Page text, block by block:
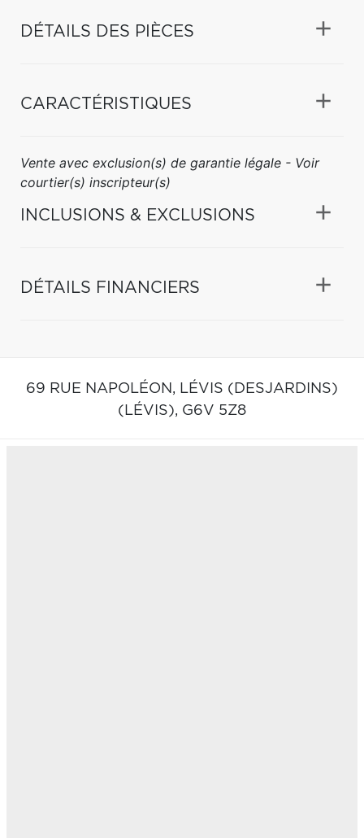
DÉTAILS DES PIÈCES
CARACTÉRISTIQUES
Vente avec exclusion(s) de garantie légale - Voir
courtier(s) inscripteur(s)
INCLUSIONS & EXCLUSIONS
DÉTAILS FINANCIERS
69 RUE NAPOLÉON, LÉVIS (DESJARDINS)
(LÉVIS), G6V 5Z8